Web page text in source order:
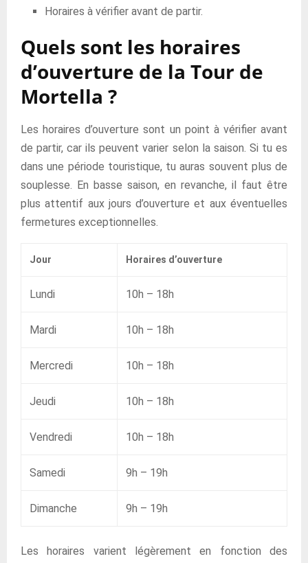
Horaires à vérifier avant de partir.
Quels sont les horaires
d’ouverture de la Tour de
Mortella ?
Les horaires d’ouverture sont un point à vérifier avant
de partir, car ils peuvent varier selon la saison. Si tu es
dans une période touristique, tu auras souvent plus de
souplesse. En basse saison, en revanche, il faut être
plus attentif aux jours d’ouverture et aux éventuelles
fermetures exceptionnelles.
Jour Horaires d’ouverture
Lundi 10h – 18h
Mardi 10h – 18h
Mercredi 10h – 18h
Jeudi 10h – 18h
Vendredi 10h – 18h
Samedi 9h – 19h
Dimanche 9h – 19h
Les horaires varient légèrement en fonction des